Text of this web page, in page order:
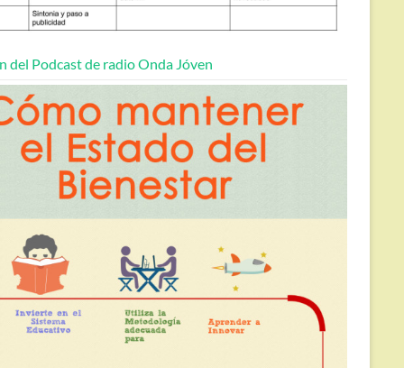
del Podcast de radio Onda Jóven